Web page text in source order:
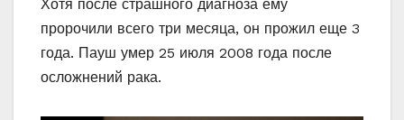
Хотя после страшного диагноза ему
пророчили всего три месяца, он прожил еще 3
года. Пауш умер 25 июля 2008 года после
осложнений рака.